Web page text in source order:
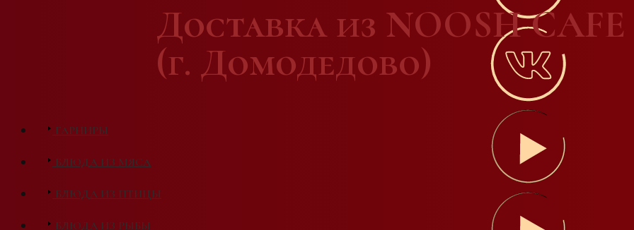
Доставка из NOOSH CAFE
(г. Домодедово)
ГАРНИРЫ
БЛЮДА ИЗ МЯСА
БЛЮДА ИЗ ПТИЦЫ
БЛЮДА ИЗ РЫБЫ